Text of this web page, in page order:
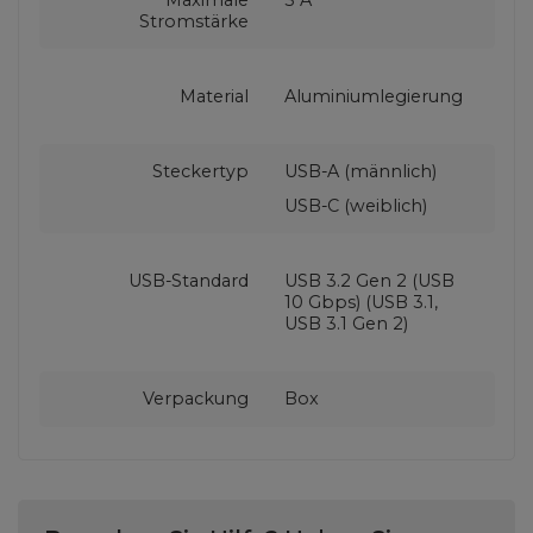
Stromstärke
Material Aluminiumlegierung
Steckertyp
USB-A (männlich)
USB-C (weiblich)
USB-Standard
USB 3.2 Gen 2 (USB
10 Gbps) (USB 3.1,
USB 3.1 Gen 2)
Verpackung Box